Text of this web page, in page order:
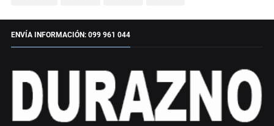
ENVÍA INFORMACIÓN: 099 961 044